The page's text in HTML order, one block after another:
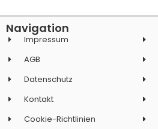
Navigation
Impressum
AGB
Datenschutz
Kontakt
Cookie-Richtlinien